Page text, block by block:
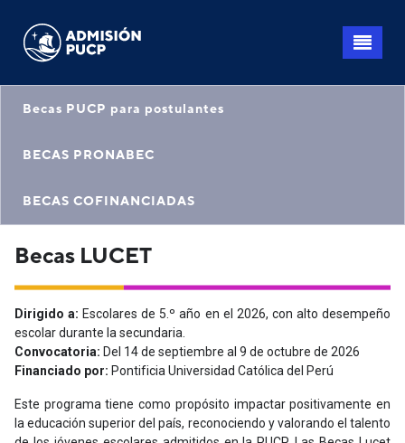
contenido
principal
Becas PUCP para postulantes
BECAS PRONABEC
BECAS COFINANCIADAS
Becas LUCET
Dirigido a: Escolares de 5.º año en el 2026, con alto desempeño
escolar durante la secundaria.
Convocatoria: Del 14 de septiembre al 9 de octubre de 2026
Financiado por: Pontificia Universidad Católica del Perú
Este programa tiene como propósito impactar positivamente en
la educación superior del país, reconociendo y valorando el talento